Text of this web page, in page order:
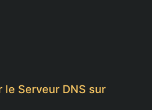
Serveur DNS sur